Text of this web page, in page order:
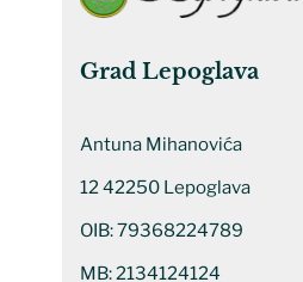
Grad Lepoglava
Antuna Mihanovića
12 42250 Lepoglava
OIB: 79368224789
MB: 2134124124